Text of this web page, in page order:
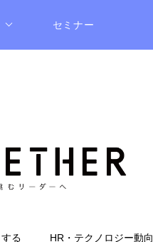
セミナー
る HR・テクノロジー動向